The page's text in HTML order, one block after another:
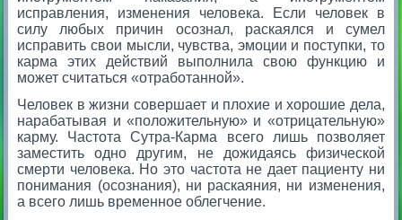
исправления, изменения человека. Если человек в
силу любых причин осознал, раскаялся и сумел
исправить свои мысли, чувства, эмоции и поступки, то
карма этих действий выполнила свою функцию и
может считаться «отработанной».
Человек в жизни совершает и плохие и хорошие дела,
нарабатывая и «положительную» и «отрицательную»
карму. Частота Сутра-Карма всего лишь позволяет
заместить одно другим, не дожидаясь физической
смерти человека. Но это частота не дает пациенту ни
понимания (осознания), ни раскаяния, ни изменения,
а всего лишь временное облегчение.